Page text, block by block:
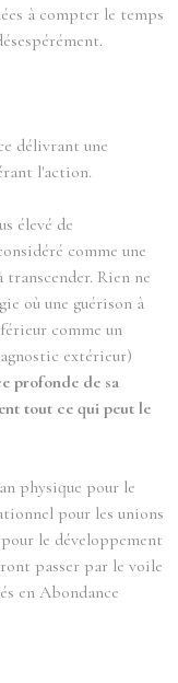
à compter le temps
délivrant une
l'action.
élevé de
comme une
Rien ne
où une guérison à
comme un
extérieur)
profonde de sa
tout ce qui peut le
physique pour le
pour les unions
le développement
passer par le voile
en Abondance